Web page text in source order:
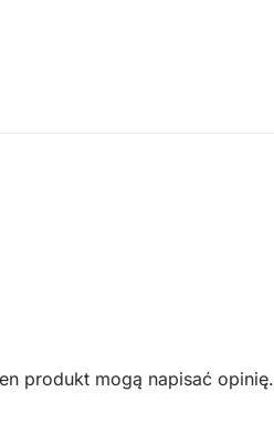
produkt mogą napisać opinię.